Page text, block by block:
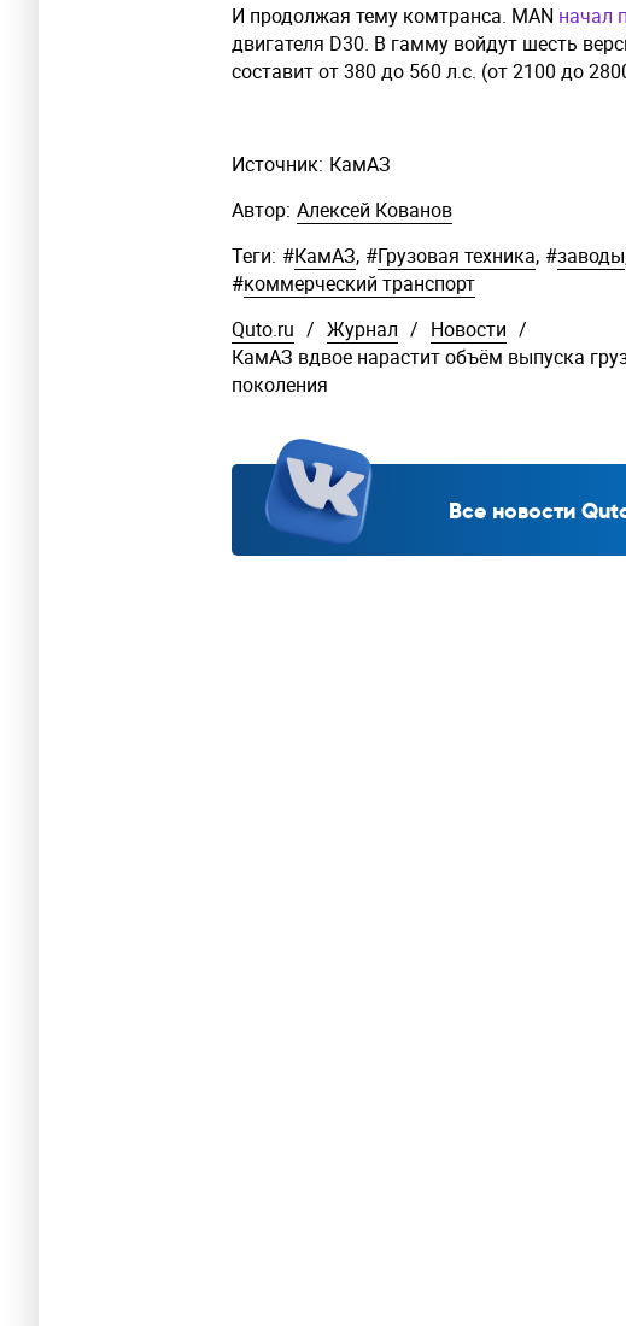
И продолжая тему комтранса. MAN начал
двигателя D30. В гамму войдут шесть
составит от 380 до 560 л.с. (от 2100 до
Источник: КамАЗ
Автор: Алексей Кованов
Теги: #КамАЗ, #Грузовая техника, #заводы
#коммерческий транспорт
Quto.ru / Журнал / Новости /
КамАЗ вдвое нарастит объём выпуска
поколения
Все новости